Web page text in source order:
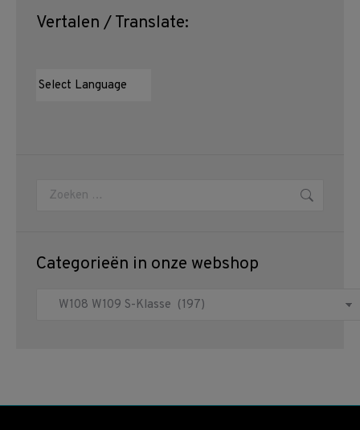
Vertalen / Translate:
Zoeken:
Categorieën in onze webshop